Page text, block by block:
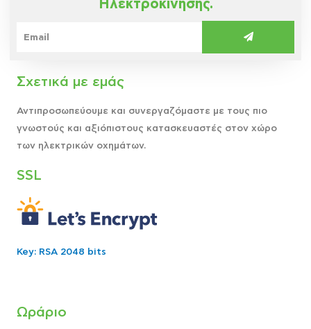
Ηλεκτροκίνησης.
Σχετικά με εμάς
Αντιπροσωπεύουμε και συνεργαζόμαστε με τους πιο
γνωστούς και αξιόπιστους κατασκευαστές στον χώρο
των ηλεκτρικών οχημάτων.
SSL
Key: RSA 2048 bits
Ωράριο